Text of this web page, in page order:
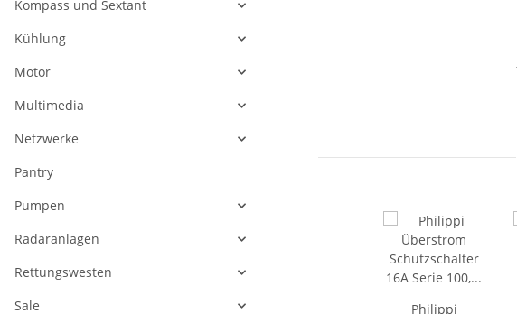
Philippi
Kompass und Sextant
Kühlung
Motor
Multimedia
Netzwerke
Pantry
Pumpen
Radaranlagen
Rettungswesten
Sale